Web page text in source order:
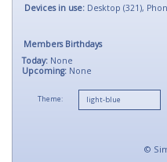
Devices in use: Desktop (321),
Members Birthdays
Today: None
Upcoming: None
Theme:
©